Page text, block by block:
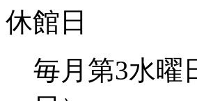
休館日
毎月第3水曜